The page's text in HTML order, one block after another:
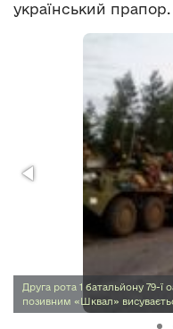
український прапор.
Друга рота 1 батальйону 79-ї
позивним «Шквал»